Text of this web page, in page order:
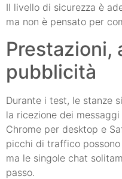
Il livello di sicurezza è
ma non è pensato per
Prestazioni,
pubblicità
Durante i test, le stanze
la ricezione dei
Chrome per desktop e
picchi di traffico
ma le singole chat
passo.